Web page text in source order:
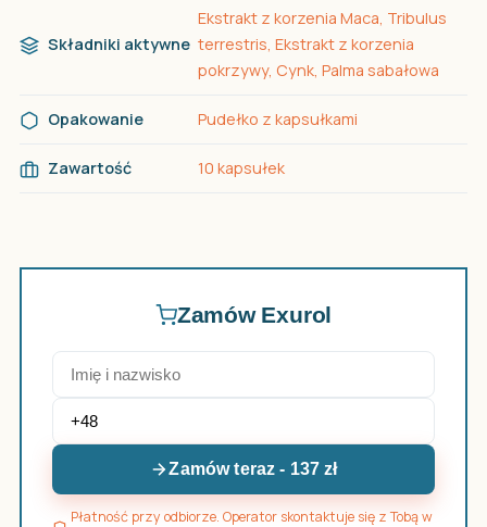
Składniki aktywne
Ekstrakt z korzenia Maca, Tribulus
terrestris, Ekstrakt z korzenia
pokrzywy, Cynk, Palma sabałowa
Opakowanie Pudełko z kapsułkami
Zawartość 10 kapsułek
Zamów Exurol
Zamów teraz - 137 zł
Płatność przy odbiorze. Operator skontaktuje się z Tobą w